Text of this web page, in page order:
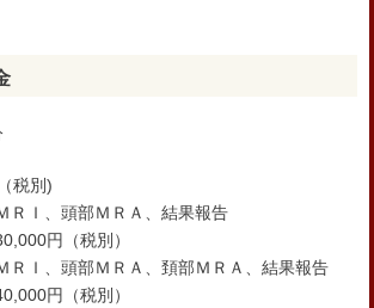
税別)
ＲＩ、頭部ＭＲＡ、結果報告
円（税別）
ＲＩ、頭部ＭＲＡ、頚部ＭＲＡ、結果報告
円（税別）